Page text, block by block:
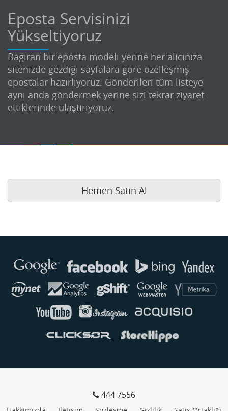
Eposta Servisinizi
Yükseltiyoruz
Bağıran bir eposta modeli yerine her alıcınıza
sitenizde gezdiği sayfalara göre özelleşmiş
epostalar hazırlıyoruz. Gönderileri tüm listeye
aynı anda göndermek yerine sizi tekrar ziyaret
ettiklerinde ulaştırıyoruz.
Hemen Satın Al
444 7556
Buse